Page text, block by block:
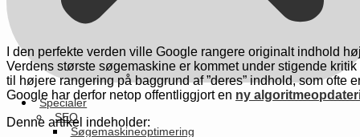
Specialer
SEO
Søgemaskineoptimering
I den perfekte verden ville Google rangere originalt indhold
Verdens største søgemaskine er kommet under stigende
til højere rangering på baggrund af ”deres” indhold, som
Google har derfor netop offentliggjort en ny
Denne artikel indeholder: